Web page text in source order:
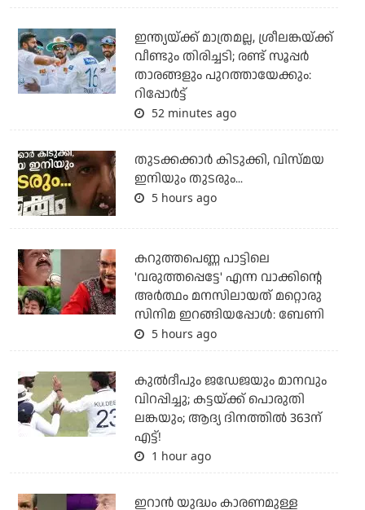
ഇന്ത്യയ്ക്ക് മാത്രമല്ല, ശ്രീലങ്കയ്ക്ക്
വീണ്ടും തിരിച്ചടി; രണ്ട് സൂപ്പര്‍
താരങ്ങളും പുറത്തായേക്കും:
റിപ്പോര്‍ട്ട്
52 minutes ago
തുടക്കക്കാര്‍ കിടുക്കി, വിസ്മയ
ഇനിയും തുടരും...
5 hours ago
കറുത്തപെണ്ണ പാട്ടിലെ
'വരുത്തപ്പെട്ടേ' എന്ന വാക്കിന്റെ
അർത്ഥം മനസിലായത് മറ്റൊരു
സിനിമ ഇറങ്ങിയപ്പോൾ: ബേണി
5 hours ago
കുല്‍ദീപും ജഡേജയും മാനവും
വിറപ്പിച്ചു; കട്ടയ്ക്ക് പൊരുതി
ലങ്കയും; ആദ്യ ദിനത്തില്‍ 363ന്
എട്ട്!
1 hour ago
ഇറാന്‍ യുദ്ധം കാരണമുള്ള